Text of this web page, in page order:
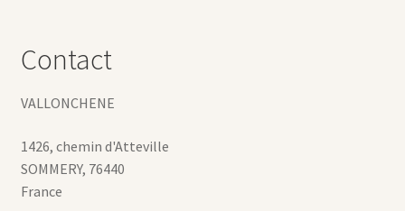
Contact
VALLONCHENE
1426, chemin d'Atteville
SOMMERY, 76440
France